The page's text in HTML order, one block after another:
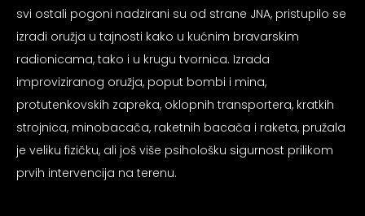
svi ostali pogoni nadzirani su od strane JNA, pristupilo se
izradi oružja u tajnosti kako u kućnim bravarskim
radionicama, tako i u krugu tvornica. Izrada
improviziranog oružja, poput bombi i mina,
protutenkovskih zapreka, oklopnih transportera, kratkih
strojnica, minobacača, raketnih bacača i raketa, pružala
je veliku fizičku, ali još više psihološku sigurnost prilikom
prvih intervencija na terenu.